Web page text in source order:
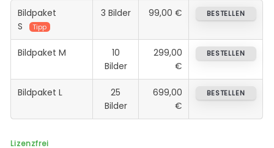
Bildpaket
S
Tipp
3 Bilder 99,00 € BESTELLEN
Bildpaket M
10
Bilder
299,00
€
BESTELLEN
Bildpaket L
25
Bilder
699,00
€
BESTELLEN
Lizenzfrei